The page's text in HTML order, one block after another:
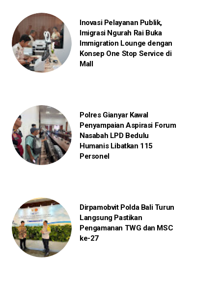
Inovasi Pelayanan Publik,
Imigrasi Ngurah Rai Buka
Immigration Lounge dengan
Konsep One Stop Service di
Mall
Polres Gianyar Kawal
Penyampaian Aspirasi Forum
Nasabah LPD Bedulu
Humanis Libatkan 115
Personel
Dirpamobvit Polda Bali Turun
Langsung Pastikan
Pengamanan TWG dan MSC
ke-27